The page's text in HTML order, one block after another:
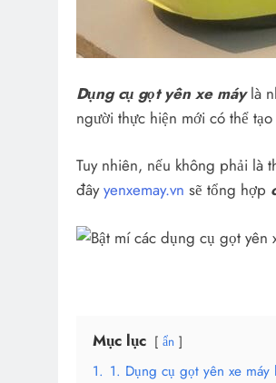
Dụng cụ gọt yên xe máylà
người thực hiện mới có thể
Tuy nhiên, nếu không phải là
đâyyenxemay.vn sẽ tổng hợp
Mục lục ẩn
1. 1. Dụng cụ gọt yên xe máy